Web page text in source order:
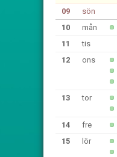
09
sön
10 mån
11
tis
12
ons
13
tor
14
fre
15
lör